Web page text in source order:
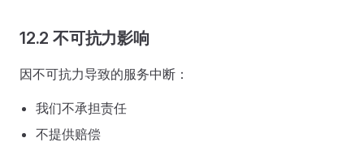
12.2 不可抗力影响
因不可抗力导致的服务中断：
我们不承担责任
不提供赔偿